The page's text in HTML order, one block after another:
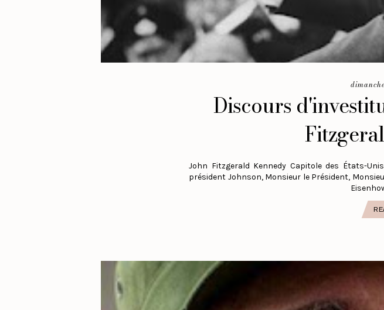
Discours
John Fitzgerald Kennedy Capitole des États-
président Johnson, Monsieur le Président,